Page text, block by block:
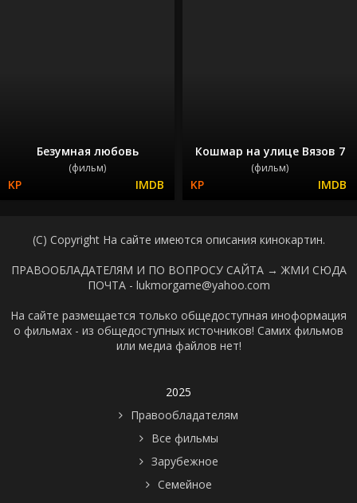
Безумная любовь
(фильм)
Кошмар на улице Вязов 7
(фильм)
(C) Copyright На сайте имеются описания кинокартин.
ПРАВООБЛАДАТЕЛЯМ И ПО ВОПРОСУ САЙТА → ЖМИ СЮДА
ПОЧТА - lukmorgame@yahoo.com
На сайте размещается только общедоступная иноформация
о фильмах - из общедоступных источников! Самих фильмов
или медиа файлов нет!
2025
Правообладателям
Все фильмы
Зарубежное
Семейное